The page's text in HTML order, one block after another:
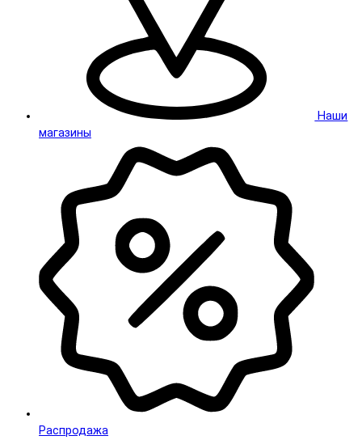
Наши
магазины
Распродажа